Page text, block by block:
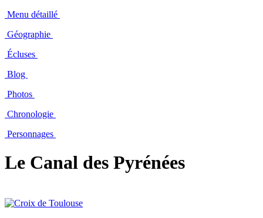
Menu détaillé
Géographie
Écluses
Blog
Photos
Chronologie
Personnages
Le Canal des Pyrénées